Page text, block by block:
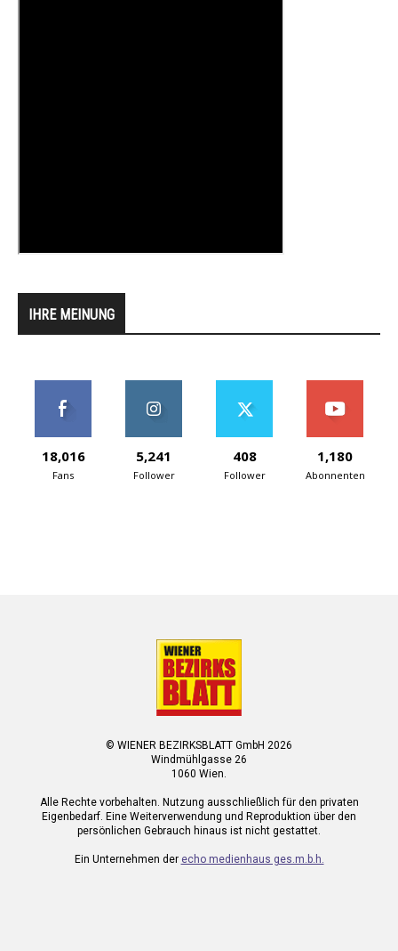
IHRE MEINUNG
18,016
Fans
5,241
Follower
408
Follower
1,180
Abonnenten
© WIENER BEZIRKSBLATT GmbH 2026
Windmühlgasse 26
1060 Wien.
Alle Rechte vorbehalten. Nutzung ausschließlich für den privaten
Eigenbedarf. Eine Weiterverwendung und Reproduktion über den
persönlichen Gebrauch hinaus ist nicht gestattet.
Ein Unternehmen der echo medienhaus ges.m.b.h.